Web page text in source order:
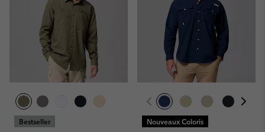
Bestseller Nouveaux Coloris